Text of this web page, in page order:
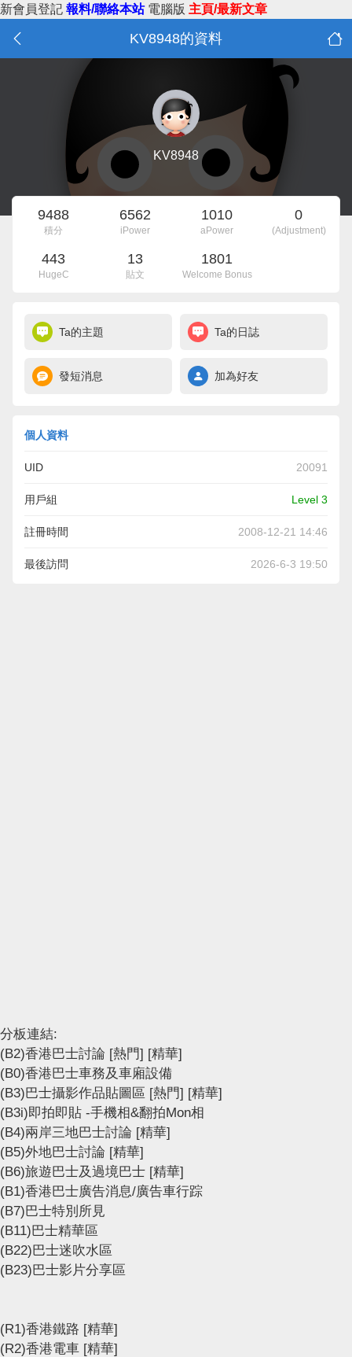
新會員登記 報料/聯絡本站 電腦版 主頁/最新文章
KV8948的資料
KV8948
9488
積分
6562
iPower
1010
aPower
0
(Adjustment)
443
HugeC
13
貼文
1801
Welcome Bonus
Ta的主題 Ta的日誌
發短消息 加為好友
個人資料
UID 20091
用戶組 Level 3
註冊時間 2008-12-21 14:46
最後訪問 2026-6-3 19:50
分板連結:
(B2)香港巴士討論 [熱門] [精華]
(B0)香港巴士車務及車廂設備
(B3)巴士攝影作品貼圖區 [熱門] [精華]
(B3i)即拍即貼 -手機相&翻拍Mon相
(B4)兩岸三地巴士討論 [精華]
(B5)外地巴士討論 [精華]
(B6)旅遊巴士及過境巴士 [精華]
(B1)香港巴士廣告消息/廣告車行踪
(B7)巴士特別所見
(B11)巴士精華區
(B22)巴士迷吹水區
(B23)巴士影片分享區
(R1)香港鐵路 [精華]
(R2)香港電車 [精華]